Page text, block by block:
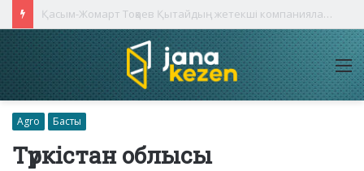
Қасым-Жомарт Тоқаев Қытайдың жетекші компаниялары басшыларымен кездесті
Agro Басты
Түркістан облысы